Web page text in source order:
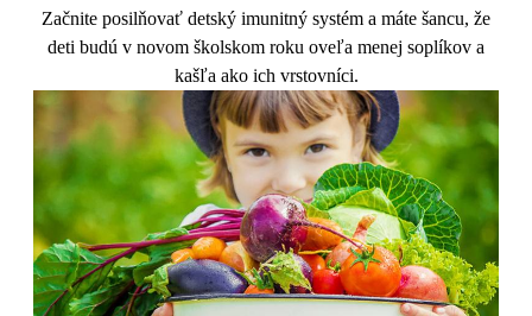
Začnite posilňovať detský imunitný systém a máte šancu, že
deti budú v novom školskom roku oveľa menej soplíkov a
kašľa ako ich vrstovníci.